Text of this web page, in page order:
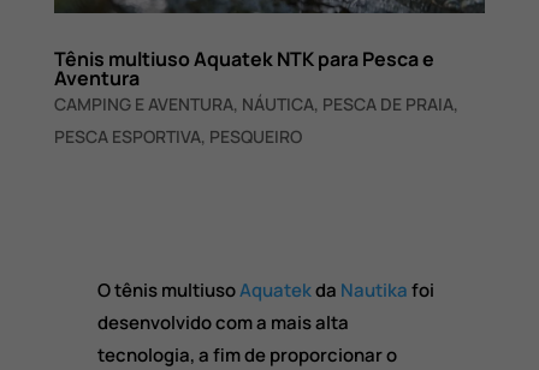
Tênis multiuso Aquatek NTK para Pesca e
Aventura
CAMPING E AVENTURA, NÁUTICA, PESCA DE PRAIA,
PESCA ESPORTIVA, PESQUEIRO
O tênis multiusoAquatekda Nautikafoi
desenvolvido com a mais alta
tecnologia, a fim de proporcionar o